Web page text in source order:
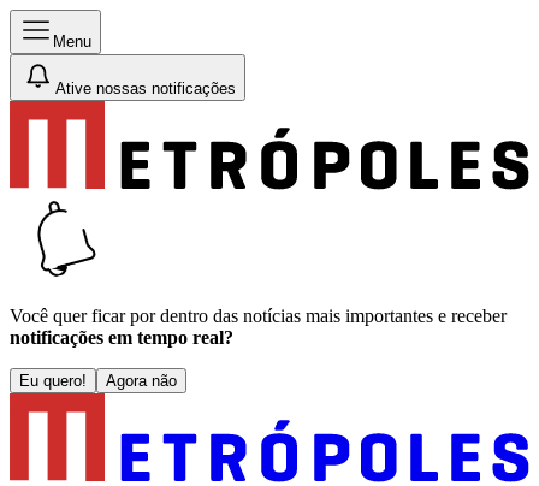
Menu
Ative nossas notificações
Você quer ficar por dentro das notícias mais importantes e receber
notificações em tempo real?
Eu quero! Agora não